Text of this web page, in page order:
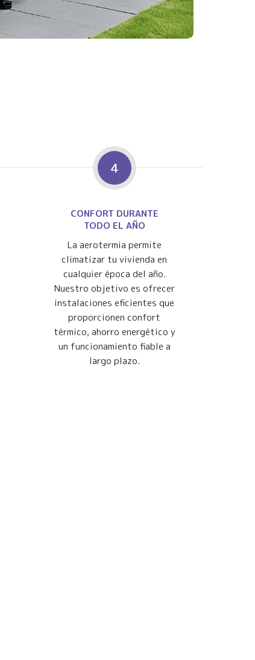
4
CONFORT DURANTE
TODO EL AÑO
La aerotermia permite
climatizar tu vivienda en
cualquier época del año.
Nuestro objetivo es ofrecer
instalaciones eficientes que
proporcionen confort
térmico, ahorro energético y
un funcionamiento fiable a
largo plazo.